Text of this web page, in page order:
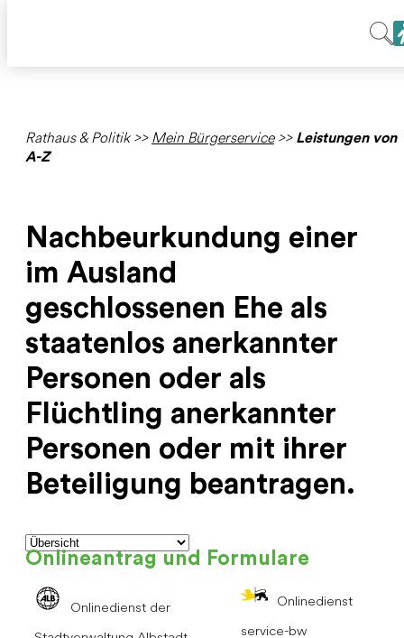
Rathaus & Politik>> Mein Bürgerservice>> Leistungen von
A-Z
Nachbeurkundung einer
im Ausland
geschlossenen Ehe als
staatenlos anerkannter
Personen oder als
Flüchtling anerkannter
Personen oder mit ihrer
Beteiligung beantragen.
Onlineantrag und Formulare
Onlinedienst der
Onlinedienst
service-bw